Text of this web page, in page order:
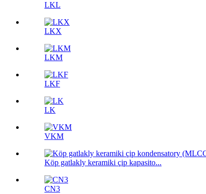
LKL
LKX
LKM
LKF
LK
VKM
Köp gatlakly keramiki çip kapasito...
CN3